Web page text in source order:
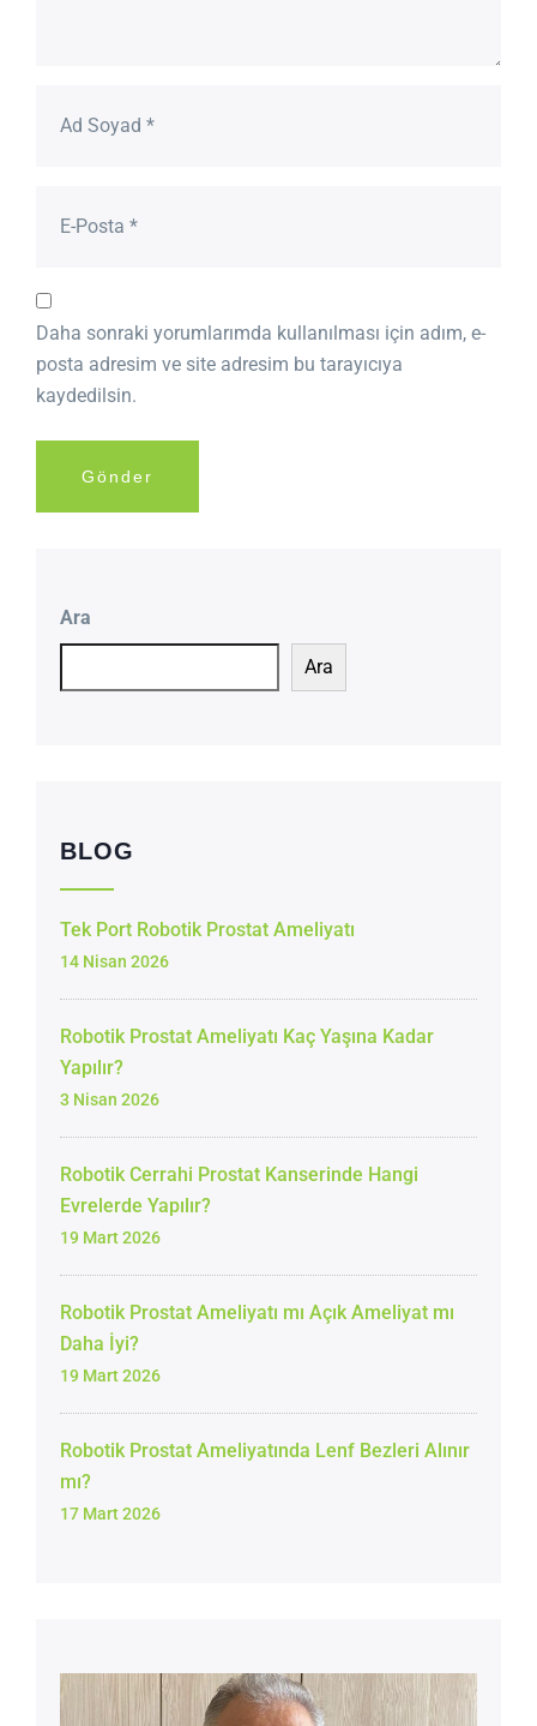
Daha sonraki yorumlarımda kullanılması için adım, e-
posta adresim ve site adresim bu tarayıcıya
kaydedilsin.
Ara
Ara
BLOG
Tek Port Robotik Prostat Ameliyatı
14 Nisan 2026
Robotik Prostat Ameliyatı Kaç Yaşına Kadar
Yapılır?
3 Nisan 2026
Robotik Cerrahi Prostat Kanserinde Hangi
Evrelerde Yapılır?
19 Mart 2026
Robotik Prostat Ameliyatı mı Açık Ameliyat mı
Daha İyi?
19 Mart 2026
Robotik Prostat Ameliyatında Lenf Bezleri Alınır
mı?
17 Mart 2026